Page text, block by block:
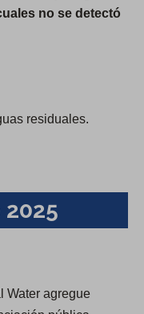
no se detectó
residuales.
Water agregue